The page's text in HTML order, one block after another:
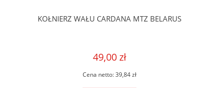
KOŁNIERZ WAŁU CARDANA MTZ BELARUS
49,00 zł
Cena netto:39,84 zł